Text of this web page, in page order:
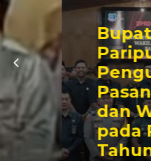
Bupati
Paripurna
Pasangan
dan Wakil
pada
Tahun 2024